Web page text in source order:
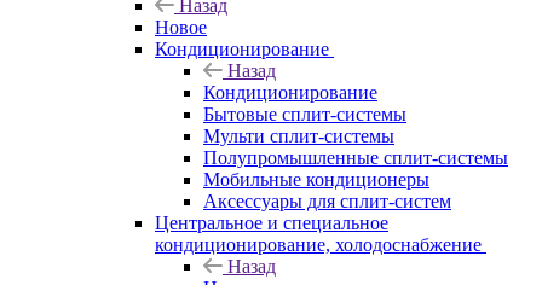
Назад
Новое
Кондиционирование
Назад
Кондиционирование
Бытовые сплит-системы
Мульти сплит-системы
Полупромышленные сплит-системы
Мобильные кондиционеры
Аксессуары для сплит-систем
Центральное и специальное
кондиционирование, холодоснабжение
Назад